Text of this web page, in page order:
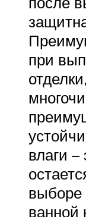
при
влаги –
выборе
ванной